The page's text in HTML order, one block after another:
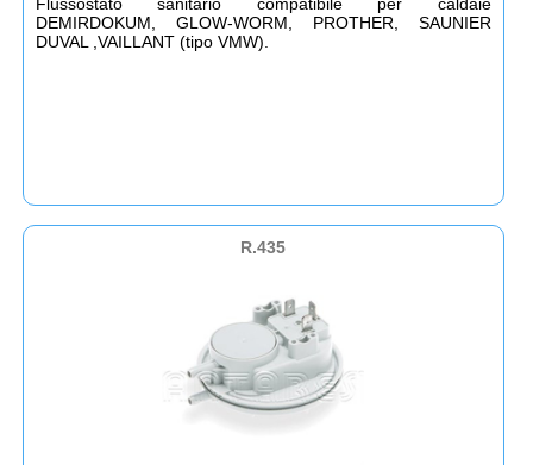
Flussostato sanitario compatibile per caldaie
DEMIRDOKUM, GLOW-WORM, PROTHER, SAUNIER
DUVAL ,VAILLANT (tipo VMW).
R.435